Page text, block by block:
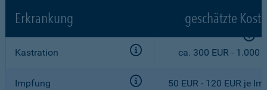
Erkrankung geschätzte
Kastration ca. 300 EUR - 1.000
Impfung 50 EUR - 120 EUR je